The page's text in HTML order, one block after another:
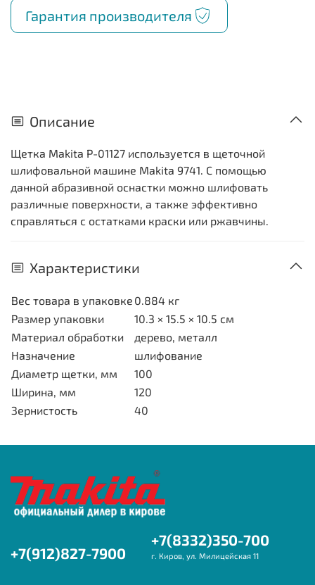
Гарантия производителя
Описание
Щетка Makita P-01127 используется в щеточной
шлифовальной машине Makita 9741. С помощью
данной абразивной оснастки можно шлифовать
различные поверхности, а также эффективно
справляться с остатками краски или ржавчины.
Характеристики
Вес товара в упаковке 0.884 кг
Размер упаковки
10.3 × 15.5 × 10.5 см
Материал обработки
дерево, металл
Назначение
шлифование
Диаметр щетки, мм
100
Ширина, мм
120
Зернистость
40
+7(912)827-7900
+7(8332)350-700
г. Киров, ул. Милицейская 11